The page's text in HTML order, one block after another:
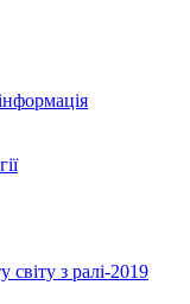
з ралі-2019